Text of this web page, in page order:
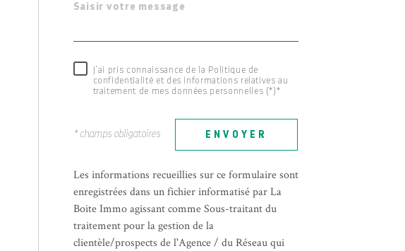
J'ai pris connaissance de la Politique de
confidentialité et des informations relatives au
traitement de mes données personnelles (*)*
* champs obligatoires ENVOYER
Les informations recueillies sur ce formulaire sont
enregistrées dans un fichier informatisé par La
Boite Immo agissant comme Sous-traitant du
traitement pour la gestion de la
clientèle/prospects de l'Agence / du Réseau qui